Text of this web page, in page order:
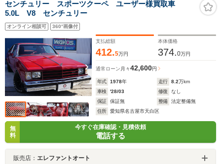
センチュリー スポーツクーペ ユーザー様買取車
5.0L V8 センチュリー
オンライン相談可 360°画像付
支払総額
412.5万円
本体価格
374.0万円
通常ローン 月々42,600円
年式 1978年 走行 8.2万km
車検
'28/03 修復
なし
保証
保証無 整備
法定整備無
住所
愛知県名古屋市天白区
無
料
今すぐ在庫確認・見積依頼
電話する
販売店： エレファントオート